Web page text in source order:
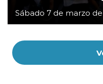
Sábado 7 de marzo